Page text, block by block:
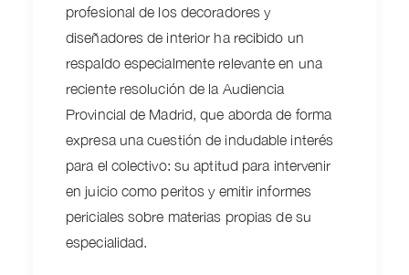
profesional de los decoradores y
diseñadores de interior ha recibido un
respaldo especialmente relevante en una
reciente resolución de la Audiencia
Provincial de Madrid, que aborda de forma
expresa una cuestión de indudable interés
para el colectivo: su aptitud para intervenir
en juicio como peritos y emitir informes
periciales sobre materias propias de su
especialidad.